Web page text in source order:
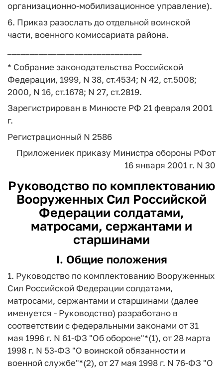
организационно-мобилизационное управление).
6. Приказ разослать до отдельной воинской
части, военного комиссариата района.
* Собрание законодательства Российской
Федерации, 1999, N 38, ст.4534; N 42, ст.5008;
2000, N 16, ст.1678; N 27, ст.2819.
Зарегистрирован в Минюсте РФ 21 февраля 2001
г.
Регистрационный N 2586
Приложениек приказу Министра обороны РФот
16 января 2001 г. N 30
Руководство по комплектованию
Вооруженных Сил Российской
Федерации солдатами,
матросами, сержантами и
старшинами
I. Общие положения
1. Руководство по комплектованию Вооруженных
Сил Российской Федерации солдатами,
матросами, сержантами и старшинами (далее
именуется - Руководство) разработано в
соответствии с федеральными законами от 31
мая 1996 г. N 61-ФЗ "Об обороне"*(1), от 28 марта
1998 г. N 53-ФЗ "О воинской обязанности и
военной службе"*(2), от 27 мая 1998 г. N 76-ФЗ "О